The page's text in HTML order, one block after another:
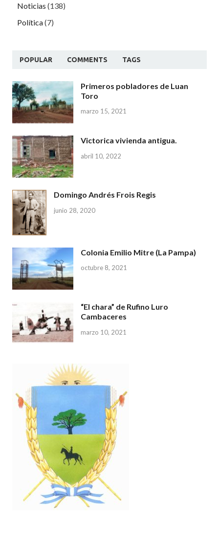
Noticias (138)
Política(7)
POPULAR COMMENTS TAGS
Primeros pobladores de Luan
Toro
marzo 15, 2021
Victorica vivienda antigua.
abril 10, 2022
Domingo Andrés Frois Regis
junio 28, 2020
Colonia Emilio Mitre (La Pampa)
octubre 8, 2021
“El chara” de Rufino Luro
Cambaceres
marzo 10, 2021